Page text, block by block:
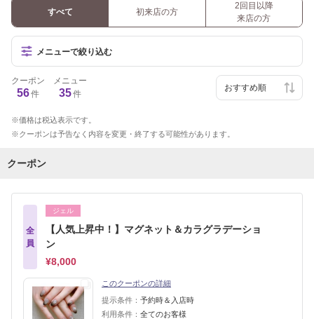
すべて 初来店の方
2回目以降
来店の方
メニューで絞り込む
クーポン
56件
メニュー
35件
価格は税込表示です。
クーポンは予告なく内容を変更・終了する可能性があります。
クーポン
全
員
ジェル
【人気上昇中！】マグネット＆カラグラデーショ
ン
¥8,000
このクーポンの詳細
提示条件： 予約時＆入店時
利用条件： 全てのお客様